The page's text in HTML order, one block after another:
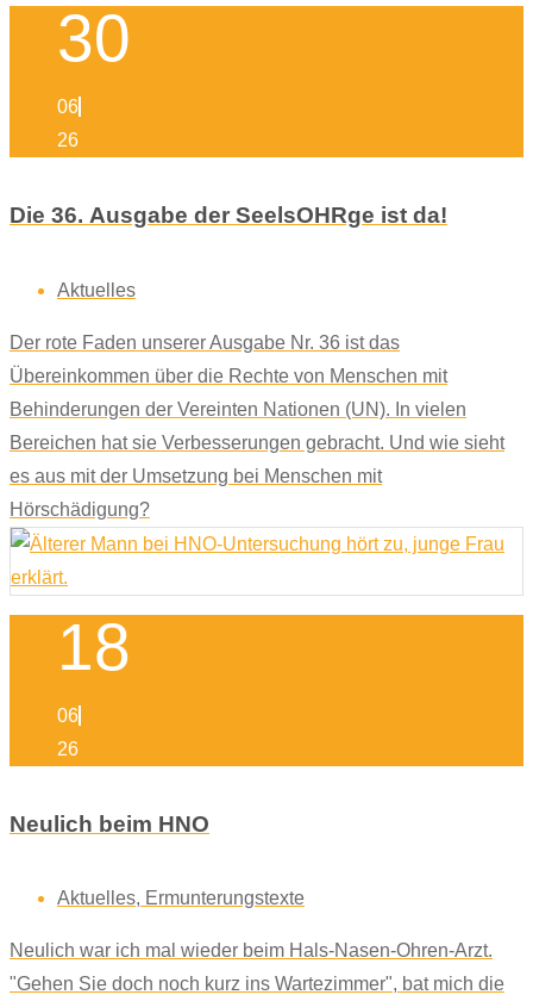
30
06
26
Die 36. Ausgabe der SeelsOHRge ist da!
Aktuelles
Der rote Faden unserer Ausgabe Nr. 36 ist das
Übereinkommen über die Rechte von Menschen mit
Behinderungen der Vereinten Nationen (UN). In vielen
Bereichen hat sie Verbesserungen gebracht. Und wie sieht
es aus mit der Umsetzung bei Menschen mit
Hörschädigung?
18
06
26
Neulich beim HNO
Aktuelles, Ermunterungstexte
Neulich war ich mal wieder beim Hals-Nasen-Ohren-Arzt.
"Gehen Sie doch noch kurz ins Wartezimmer", bat mich die